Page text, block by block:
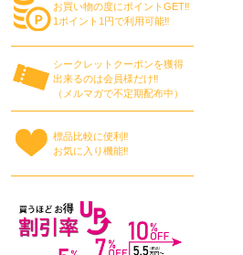
お買い物の度にポイントGET‼
1ポイント1円で利用可能‼
シークレットクーポンを獲得
出来るのは会員様だけ‼
（メルマガで不定期配布中）
標品比較に便利‼
お気に入り機能‼